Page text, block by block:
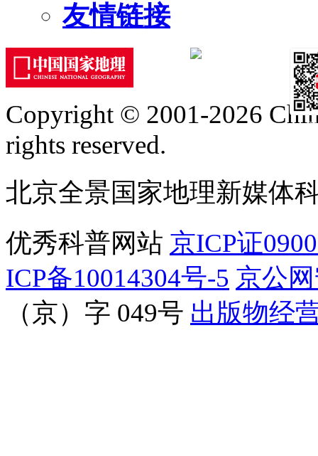
友情链接
Copyright © 2001-2026
rights reserved.
北京全景国家地理新媒体
优秀科普网站 京ICP证
ICP备10014304号-5 京公
（京）字 049号 出版物经